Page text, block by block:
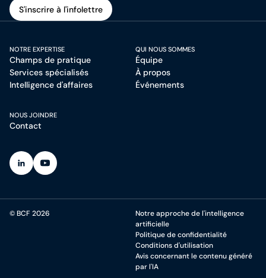
S'inscrire à l'infolettre
NOTRE EXPERTISE
Champs de pratique
Services spécialisés
Intelligence d'affaires
QUI NOUS SOMMES
Équipe
À propos
Événements
NOUS JOINDRE
Contact
(Ouvre dans un nouvel onglet)
(Ouvre dans un nouvel onglet)
© BCF 2026
Notre approche de l'intelligence
artificielle
Politique de confidentialité
Conditions d'utilisation
Avis concernant le contenu généré
par l'IA